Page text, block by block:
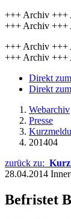
+++ Archiv +++
+++ Archiv +++
+++ Archiv +++
+++ Archiv +++
Direkt
Direkt
Webarchiv
Presse
201404
zurück zu:
28.04.2014
Befristet